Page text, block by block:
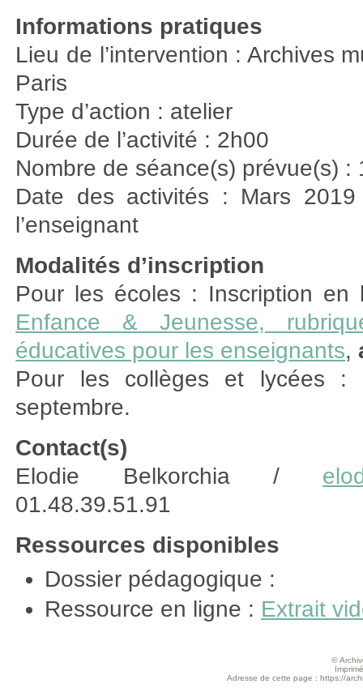
Informations pratiques
Lieu de l’intervention : Archives
Paris
Type d’action : atelier
Durée de l’activité : 2h00
Nombre de séance(s) prévue(s) :
Date des activités : Mars
l’enseignant
Modalités d’inscription
Pour les écoles : Inscription
Enfance & Jeunesse,
éducatives pour les enseignants,
Pour les collèges et lycées
septembre.
Contact(s)
Elodie Belkorchia /
01.48.39.51.91
Ressources disponibles
Dossier pédagogique :
Ressource en ligne : Extrait
©
Adresse de cette page : https://